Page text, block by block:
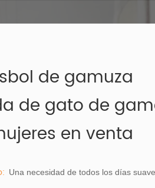
de gamuza
de gato de
en venta
Una necesidad de todos los días